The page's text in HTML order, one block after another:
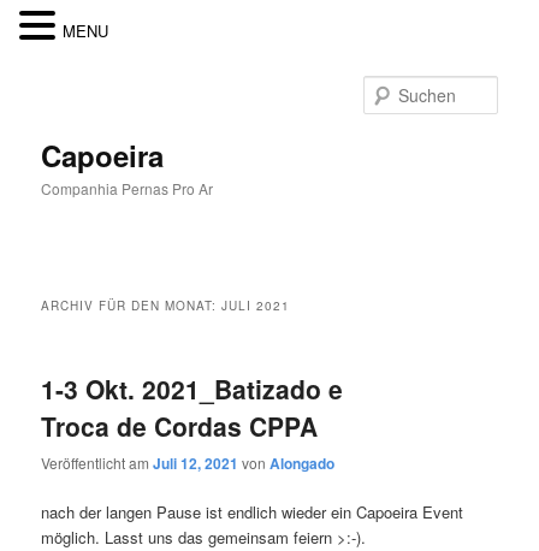
Capoeira
Companhia Pernas Pro Ar
ARCHIV FÜR DEN MONAT:JULI 2021
1-3 Okt. 2021_Batizado e
Troca de Cordas CPPA
Veröffentlicht amJuli 12, 2021 vonAlongado
nach der langen Pause ist endlich wieder ein Capoeira Event
möglich. Lasst uns das gemeinsam feiern >:-).
MENU